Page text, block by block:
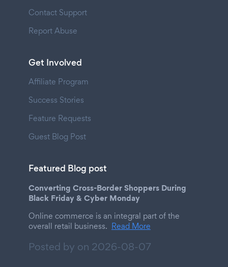
Contact Support
Report Abuse
Get Involved
Affiliate Program
Success Stories
Feature Requests
Guest Blog Post
Featured Blog post
Converting Cross-Border Shoppers During
Black Friday & Cyber Monday
Online commerce is an integral part of the
overall retail business. Read More
Posted by on 2026-08-07